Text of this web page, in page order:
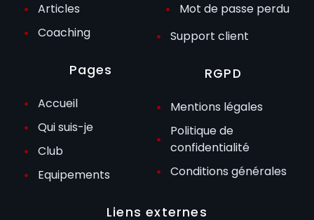
Articles
Coaching
Pages
Accueil
Qui suis-je
Club
Equipements
Mot de passe perdu
Support client
RGPD
Mentions légales
Politique de
confidentialité
Conditions générales
Liens externes